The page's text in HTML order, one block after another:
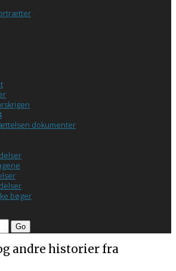
dokumenter
bøger
andre historier fra